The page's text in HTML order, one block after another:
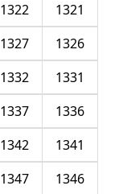
1321
1322
1326
1327
1331
1332
1336
1337
1341
1342
1346
1347